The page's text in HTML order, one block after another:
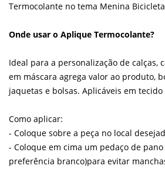
Termocolante no tema Menina
Onde usar o Aplique Termocolante?
Ideal para a personalização de calças,
em máscara agrega valor ao produto,
jaquetas e bolsas. Aplicáveis em
Como aplicar:
- Coloque sobre a peça no local
- Coloque em cima um pedaço de
preferência branco)para evitar